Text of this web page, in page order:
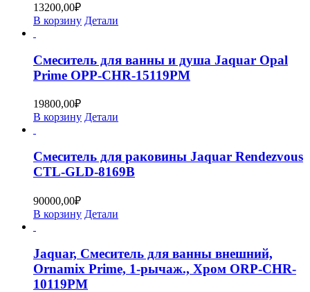
13200,00₽
В корзину Детали
Смеситель для ванны и душа Jaquar Opal
Prime OPP-CHR-15119PM
19800,00₽
В корзину Детали
Смеситель для раковины Jaquar Rendezvous
CTL-GLD-8169B
90000,00₽
В корзину Детали
Jaquar, Смеситель для ванны внешний,
Ornamix Prime, 1-рычаж., Хром ORP-CHR-
10119PM